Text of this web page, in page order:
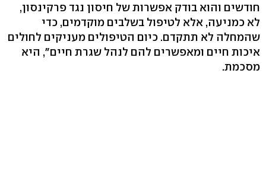
חודשים והוא בודק אפשרות של חיסון נגד פרקינסון,
לא כמניעה, אלא לטיפול בשלבים מוקדמים, כדי
שהמחלה לא תתקדם. כיום הטיפולים מעניקים לחולים
איכות חיים ומאפשרים להם לנהל שגרת חיים", היא
מסכמת.